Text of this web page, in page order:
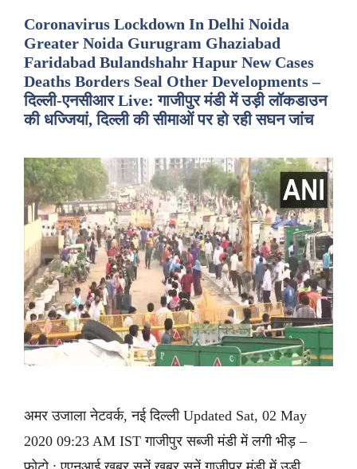
Coronavirus Lockdown In Delhi Noida
Greater Noida Gurugram Ghaziabad
Faridabad Bulandshahr Hapur New Cases
Deaths Borders Seal Other Developments –
दिल्ली-एनसीआर Live: गाजीपुर मंडी में उड़ी लॉकडाउन
की धज्जियां, दिल्ली की सीमाओं पर हो रही सघन जांच
अमर उजाला नेटवर्क, नई दिल्ली Updated Sat, 02 May
2020 09:23 AM IST गाजीपुर सब्जी मंडी में लगी भीड़ –